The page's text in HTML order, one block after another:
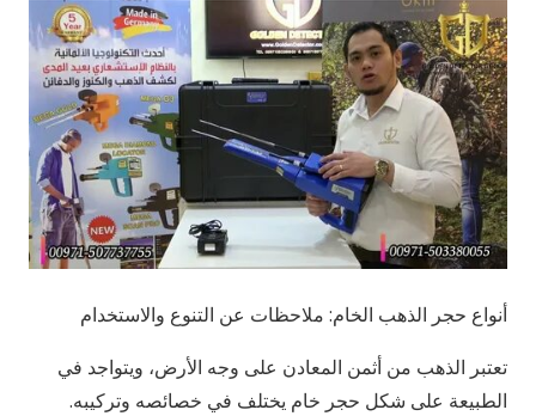
أنواع حجر الذهب الخام: ملاحظات عن التنوع والاستخدام
تعتبر الذهب من أثمن المعادن على وجه الأرض، ويتواجد في
الطبيعة على شكل حجر خام يختلف في خصائصه وتركيبه.